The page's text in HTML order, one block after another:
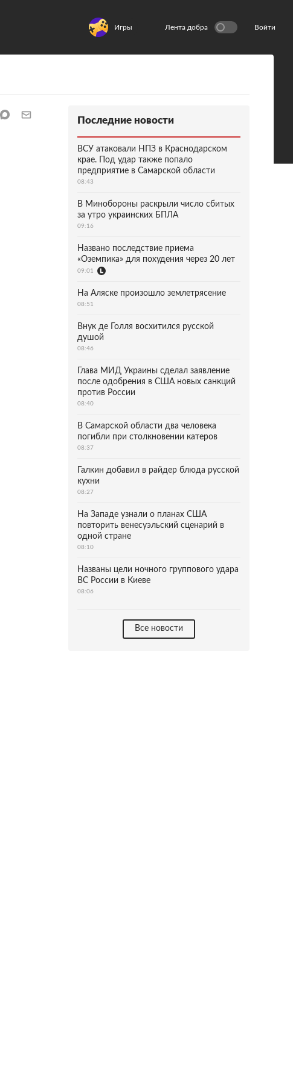
Игры Лента добра Войти
Последние новости
ВСУ атаковали НПЗ в Краснодарском
крае. Под удар также попало
предприятие в Самарской области
08:43
В Минобороны раскрыли число сбитых
за утро украинских БПЛА
09:16
Названо последствие приема
«Оземпика» для похудения через 20 лет
09:01
На Аляске произошло землетрясение
08:51
Внук де Голля восхитился русской
душой
08:46
Глава МИД Украины сделал заявление
после одобрения в США новых санкций
против России
08:40
В Самарской области два человека
погибли при столкновении катеров
08:37
Галкин добавил в райдер блюда русской
кухни
08:27
На Западе узнали о планах США
повторить венесуэльский сценарий в
одной стране
08:10
Названы цели ночного группового удара
ВС России в Киеве
08:06
Все новости